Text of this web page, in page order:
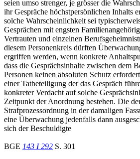
seien umso strenger, je grösser die
ihr Gespräche höchstpersönlichen Inhalts
solche Wahrscheinlichkeit sei
Gesprächen mit engsten
Vertrauten und einzelnen
diesem Personenkreis dürften
ergriffen werden, wenn konkrete
dass die Gesprächsinhalte zwischen dem
Personen keinen absoluten Schutz
einer Tatbeteiligung der das Gespräch
konkreter Verdacht auf solche
Zeitpunkt der Anordnung bestehen. Die
Strafprozessordnung in der damaligen
eine Überwachung jedenfalls dann
sich der Beschuldigte
BGE 143 I 292 S. 301